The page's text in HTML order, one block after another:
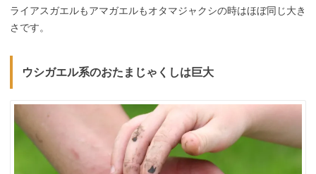
ライアスガエルもアマガエルもオタマジャクシの時はほぼ同じ大き
さです。
ウシガエル系のおたまじゃくしは巨大